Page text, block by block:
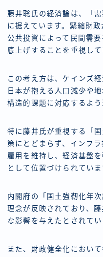
藤井聡氏の経済論は、「
に据えています。緊縮財
公共投資によって民間需
底上げすることを重視して
この考え方は、ケインズ
日本が抱える人口減少や
構造的課題に対応するよう
特に藤井氏が重視する「
策にとどまらず、インフ
雇用を維持し、経済基盤
として位置づけられていま
内閣府の「国土強靭化年
理念が反映されており、
な影響を与えたとされてい
また、財政健全化におい